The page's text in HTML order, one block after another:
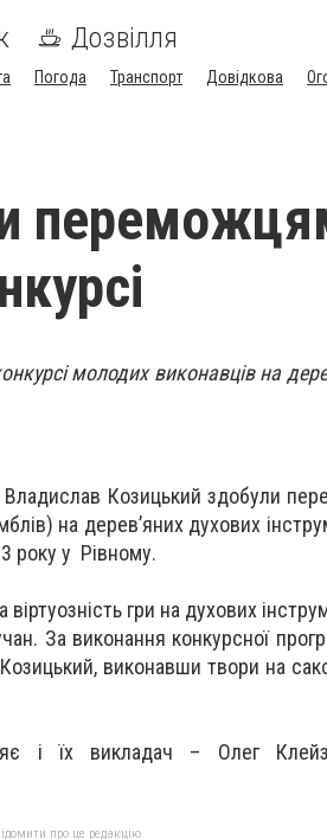
Дозвілля
Погода Транспорт Довідкова
молодих виконавців на
Козицький здобули
на дерев’яних духових
року у Рівному.
гри на духових
За виконання конкурсної
виконавши твори на
і їх викладач – Олег
про це редакцію